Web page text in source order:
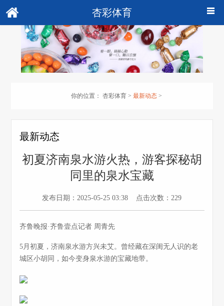
杏彩体育
你的位置： 杏彩体育 > 最新动态 >
最新动态
初夏济南泉水游火热，游客探秘胡
同里的泉水宝藏
发布日期：2025-05-25 03:38 点击次数：229
齐鲁晚报·齐鲁壹点记者 周青先
5月初夏，济南泉水游方兴未艾。曾经藏在深闺无人识的老
城区小胡同，如今变身泉水游的宝藏地带。